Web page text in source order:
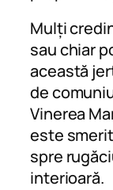
Mulți
sau chiar
această
de
Vinerea
este
spre
interioară.